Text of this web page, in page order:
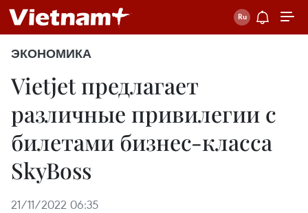
ЭКОНОМИКА
Vietjet предлагает
различные привилегии с
билетами бизнес-класса
SkyBoss
21/11/2022 06:35